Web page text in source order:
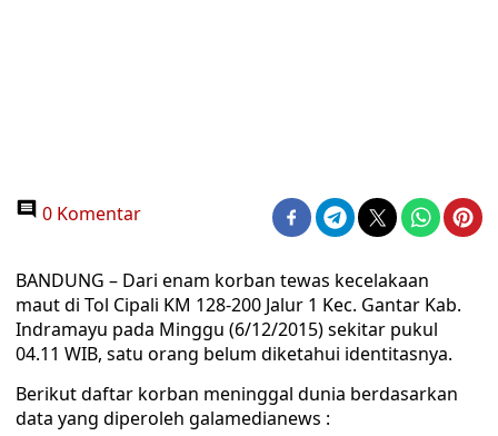
0 Komentar
BANDUNG – Dari enam korban tewas kecelakaan
maut di Tol Cipali KM 128-200 Jalur 1 Kec. Gantar Kab.
Indramayu pada Minggu (6/12/2015) sekitar pukul
04.11 WIB, satu orang belum diketahui identitasnya.
Berikut daftar korban meninggal dunia berdasarkan
data yang diperoleh galamedianews :